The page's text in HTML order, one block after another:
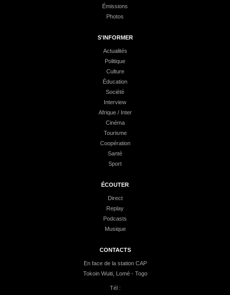
Émissions
Photos
S'INFORMER
Actualités
Politique
Culture
Éducation
Société
Interview
Afrique / Inter
Cinéma
Tourisme
Coopération
Santé
Sport
ÉCOUTER
Direct
Replay
Podcasts
Musique
CONTACTS
En face de la station CAP
Tokoin Wuiti, Lomé - Togo
Tél :